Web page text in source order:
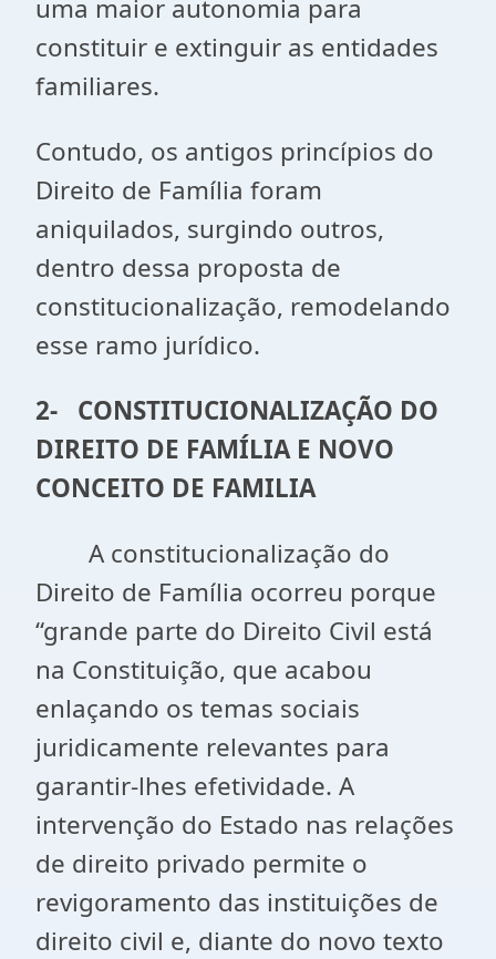
uma maior autonomia para
constituir e extinguir as entidades
familiares.
Contudo, os antigos princípios do
Direito de Família foram
aniquilados, surgindo outros,
dentro dessa proposta de
constitucionalização, remodelando
esse ramo jurídico.
2- CONSTITUCIONALIZAÇÃO DO
DIREITO DE FAMÍLIA E NOVO
CONCEITO DE FAMILIA
A constitucionalização do
Direito de Família ocorreu porque
“grande parte do Direito Civil está
na Constituição, que acabou
enlaçando os temas sociais
juridicamente relevantes para
garantir-lhes efetividade. A
intervenção do Estado nas relações
de direito privado permite o
revigoramento das instituições de
direito civil e, diante do novo texto